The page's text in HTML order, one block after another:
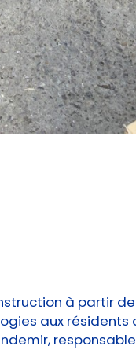
à partir
aux résidents